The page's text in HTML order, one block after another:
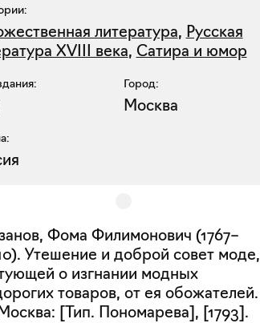
литература, Русская
XVIII века, Сатира и юмор
Город:
Москва
Фома Филимонович (1767–
Утешение и доброй совет моде,
о изгнании модных
товаров, от ея обожателей.
[Тип. Пономарева], [1793].